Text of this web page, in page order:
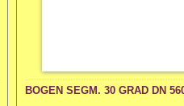
BOGEN SEGM. 30 GRAD DN